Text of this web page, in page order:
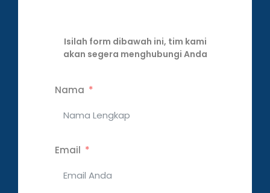
Isilah form dibawah ini, tim kami
akan segera menghubungi Anda
Nama
Email